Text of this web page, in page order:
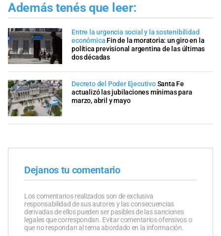
Además tenés que leer:
Entre la urgencia social y la sostenibilidad
económica Fin de la moratoria: un giro en la
política previsional argentina de las últimas
dos décadas
Decreto del Poder EjecutivoSanta Fe
actualizó las jubilaciones mínimas para
marzo, abril y mayo
Dejanos tu comentario
Los comentarios realizados son de exclusiva
responsabilidad de sus autores y las consecuencias
derivadas de ellos pueden ser pasibles de las sanciones
legales que correspondan. Evitar comentarios ofensivos o
que no respondan al tema abordado en la información.